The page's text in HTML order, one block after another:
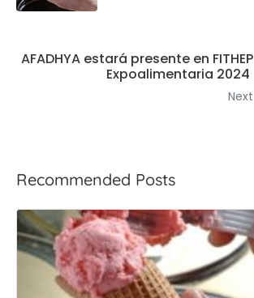
AFADHYA estará presente en FITHEP
Expoalimentaria 2024
Next
Recommended Posts